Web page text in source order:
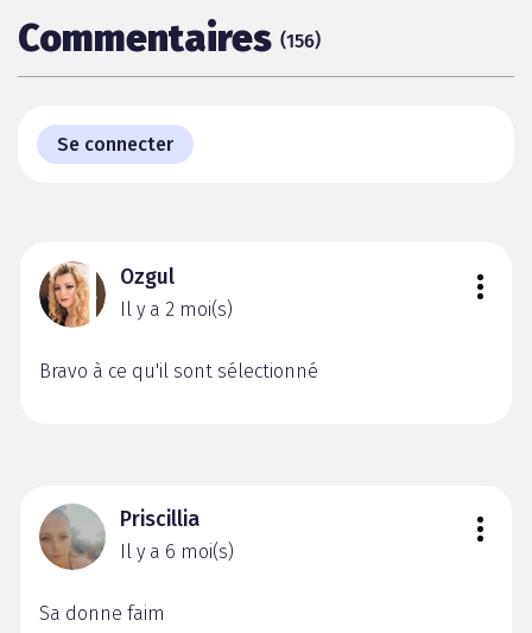
Commentaires (156)
Se connecter
Ozgul
Il y a 2 moi(s)
Bravo à ce qu'il sont sélectionné
Priscillia
Il y a 6 moi(s)
Sa donne faim